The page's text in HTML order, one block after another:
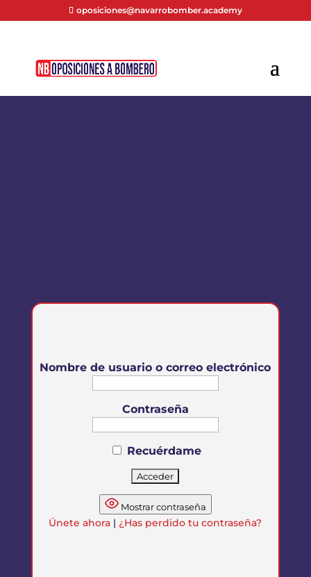
oposiciones@navarrobomber.academy
Nombre de usuario o correo electrónico
Contraseña
Recuérdame
Mostrar contraseña
Únete ahora | ¿Has perdido tu contraseña?